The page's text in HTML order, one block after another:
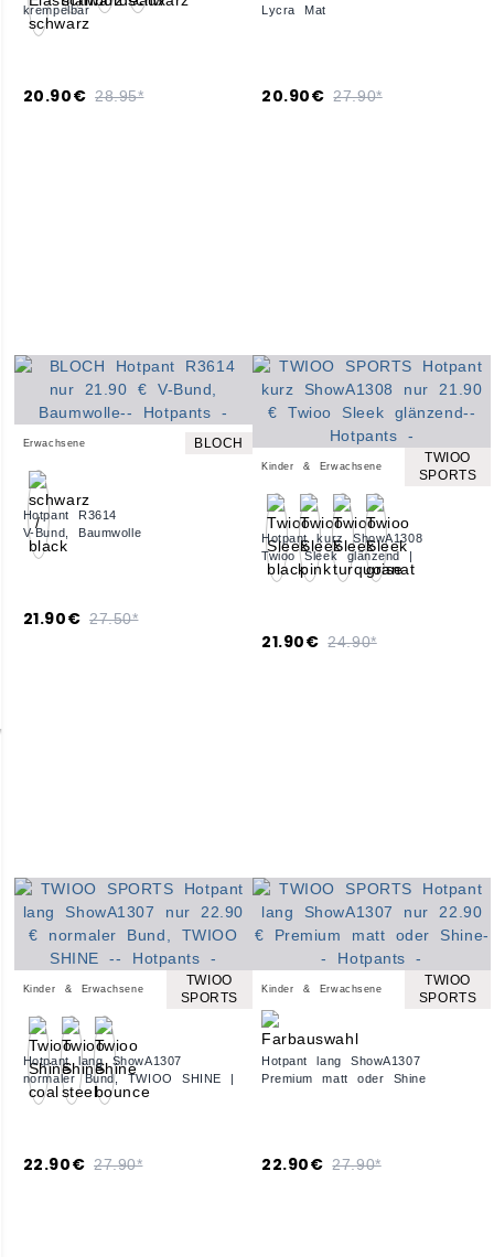
krempelbar
20.90€ 28.95*
Lycra Mat
20.90€ 27.90*
Erwachsene BLOCH
Hotpant R3614
V-Bund, Baumwolle
21.90€ 27.50*
Kinder & Erwachsene
TWIOO
SPORTS
Hotpant kurz ShowA1308
Twioo Sleek glänzend |
21.90€ 24.90*
Kinder & Erwachsene
TWIOO
SPORTS
Hotpant lang ShowA1307
normaler Bund, TWIOO SHINE |
22.90€ 27.90*
Kinder & Erwachsene
TWIOO
SPORTS
Hotpant lang ShowA1307
Premium matt oder Shine
22.90€ 27.90*